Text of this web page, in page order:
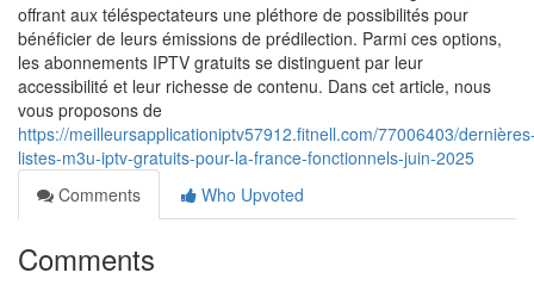
offrant aux téléspectateurs une pléthore de possibilités pour
bénéficier de leurs émissions de prédilection. Parmi ces options,
les abonnements IPTV gratuits se distinguent par leur
accessibilité et leur richesse de contenu. Dans cet article, nous
vous proposons de
https://meilleursapplicationiptv57912.fitnell.com/77006403/
listes-m3u-iptv-gratuits-pour-la-france-fonctionnels-juin-2025
Comments
Who Upvoted
Comments